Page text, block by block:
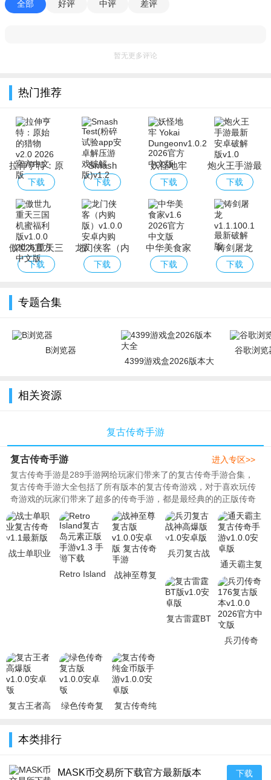
全部 好评 中评 差评
暂无更多评论
热门推荐
拉伸亨特：原
始的猎物
下载
Smash
Test(粉碎试验
app安卓解压
游戏破解版)
下载
妖怪地牢
Yokai
Dungeon
下载
炮火王手游最
新安卓破解版
下载
傲世九重天三
国机蜜福利版
下载
龙门侠客（内
购版）
下载
中华美食家
下载
铸剑屠龙
下载
专题合集
B浏览器
4399游戏盒2026版本大
谷歌浏览
相关资源
复古传奇手游
复古传奇手游
复古传奇手游是289手游网给玩家们带来了的复古传奇手游合集，
复古传奇手游大全包括了所有版本的复古传奇游戏，对于喜欢玩传
奇游戏的玩家们带来了超多的传奇手游，都是最经典的的正版传奇
手游。..
进入专区>>
战士单职业
Retro Island
战神至尊复
兵刃复古战
v1.0安卓版
通天霸主复
古传奇手游
v1.0.0安卓
版
复古雷霆BT
兵刃传奇
复古王者高
绿色传奇复
复古传奇纯
本类排行
MASK币交易所下载官方最新版本
下载